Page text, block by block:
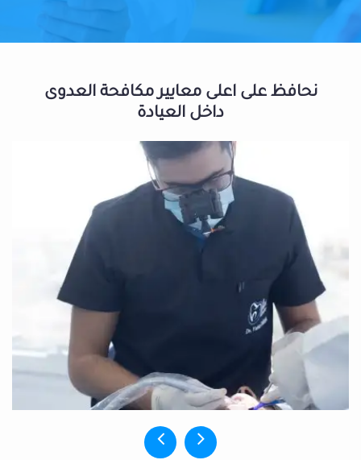
نحافظ على اعلى معايير مكافحة العدوى
داخل العيادة